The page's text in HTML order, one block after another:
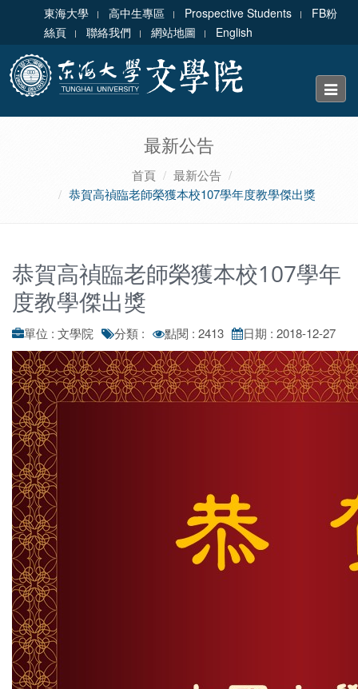
東海大學 高中生專區 Prospective Students
FB粉
絲頁
聯絡我們 網站地圖 English
Toggle
最新公告
首頁
最新公告
恭賀高禎臨老師榮獲本校107學年度教學傑出獎
恭賀高禎臨老師榮獲本校107學年
度教學傑出獎
單位 : 文學院 分類 : 點閱 : 2413 日期 : 2018-12-27